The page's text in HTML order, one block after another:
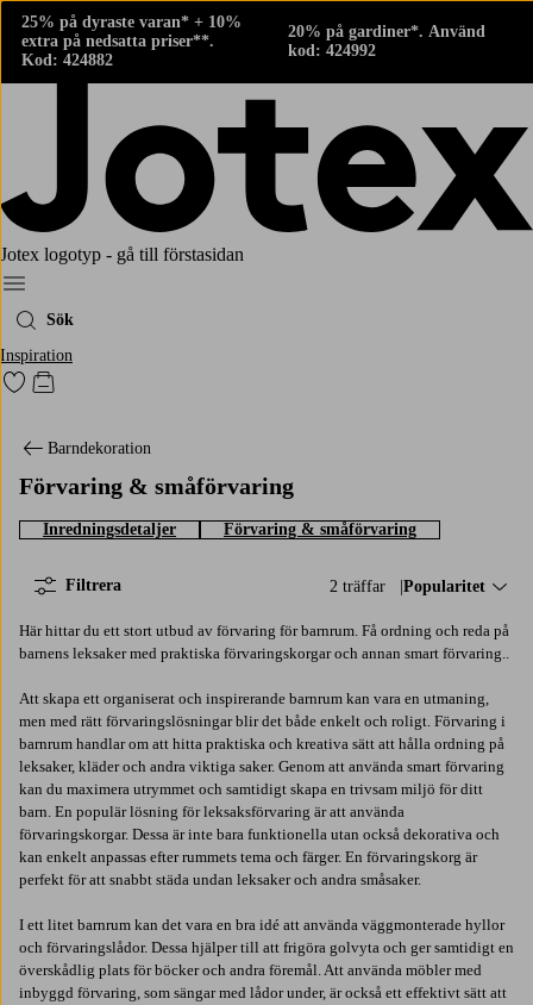
25% på dyraste varan* + 10%
extra på nedsatta priser**.
Kod: 424882
20% på gardiner*. Använd
kod: 424992
Jotex logotyp - gå till förstasidan
Meny
Sök
Inspiration
Gå till favoritmarkerade produkter
Gå till kundvagnen
Barndekoration
Förvaring & småförvaring
Inredningsdetaljer Förvaring & småförvaring
2 träffar Sortera på:
Popularitet
Filtrera
Här hittar du ett stort utbud av förvaring för barnrum. Få ordning och reda på
barnens leksaker med praktiska förvaringskorgar och annan smart förvaring..
Att skapa ett organiserat och inspirerande barnrum kan vara en utmaning,
men med rätt förvaringslösningar blir det både enkelt och roligt. Förvaring i
barnrum handlar om att hitta praktiska och kreativa sätt att hålla ordning på
leksaker, kläder och andra viktiga saker. Genom att använda smart förvaring
kan du maximera utrymmet och samtidigt skapa en trivsam miljö för ditt
barn. En populär lösning för leksaksförvaring är att använda
förvaringskorgar. Dessa är inte bara funktionella utan också dekorativa och
kan enkelt anpassas efter rummets tema och färger. En förvaringskorg är
perfekt för att snabbt städa undan leksaker och andra småsaker.
I ett litet barnrum kan det vara en bra idé att använda väggmonterade hyllor
och förvaringslådor. Dessa hjälper till att frigöra golvyta och ger samtidigt en
överskådlig plats för böcker och andra föremål. Att använda möbler med
inbyggd förvaring, som sängar med lådor under, är också ett effektivt sätt att